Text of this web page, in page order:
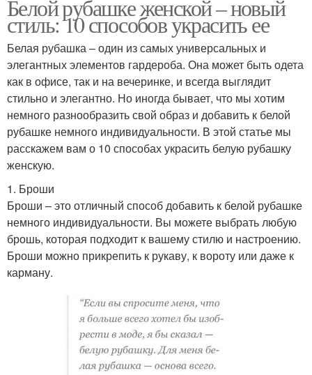
Белой рубашке женской – новый
стиль: 10 способов украсить ее
Белая рубашка – один из самых универсальных и
элегантных элементов гардероба. Она может быть одета
как в офисе, так и на вечеринке, и всегда выглядит
стильно и элегантно. Но иногда бывает, что мы хотим
немного разнообразить свой образ и добавить к белой
рубашке немного индивидуальности. В этой статье мы
расскажем вам о 10 способах украсить белую рубашку
женскую.
1. Броши
Броши – это отличный способ добавить к белой рубашке
немного индивидуальности. Вы можете выбрать любую
брошь, которая подходит к вашему стилю и настроению.
Броши можно прикрепить к рукаву, к вороту или даже к
карману.